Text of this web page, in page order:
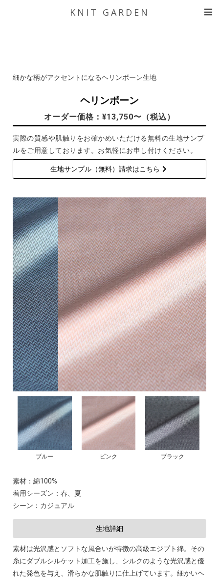
KNIT GARDEN
細かな柄がアクセントになるヘリンボーン生地
ヘリンボーン
オーダー価格：¥13,750〜（税込）
実際の質感や肌触りをお確かめいただける無料の生地サンプ
ルをご用意しております。お気軽にお申し付けください。
生地サンプル（無料）請求はこちら
ブルー ピンク ブラック
素材：綿100%
着用シーズン：春、夏
シーン：カジュアル
生地詳細
素材は光沢感とソフトな風合いが特徴の高級エジプト綿。その
糸にダブルシルケット加工を施し、シルクのような光沢感と優
れた発色を与え、滑らかな肌触りに仕上げています。細かいヘ